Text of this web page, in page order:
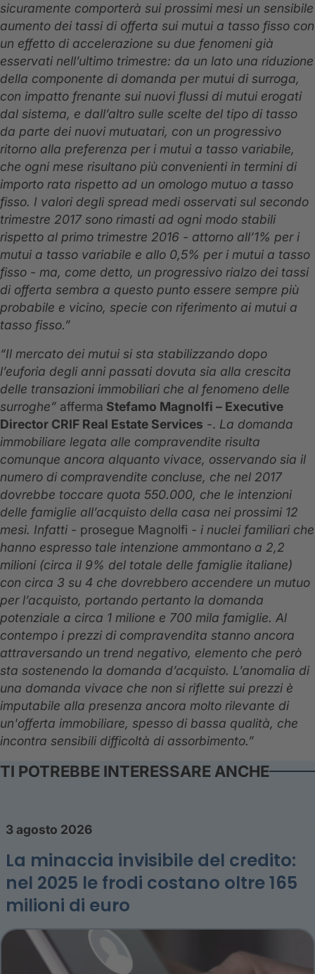
sicuramente comporterà sui prossimi mesi un sensibile
aumento dei tassi di offerta sui mutui a tasso fisso con
un effetto di accelerazione su due fenomeni già
esservati nell’ultimo trimestre: da un lato una riduzione
della componente di domanda per mutui di surroga,
con impatto frenante sui nuovi flussi di mutui erogati
dal sistema, e dall’altro sulle scelte del tipo di tasso
da parte dei nuovi mutuatari, con un progressivo
ritorno alla preferenza per i mutui a tasso variabile,
che ogni mese risultano più convenienti in termini di
importo rata rispetto ad un omologo mutuo a tasso
fisso. I valori degli spread medi osservati sul secondo
trimestre 2017 sono rimasti ad ogni modo stabili
rispetto al primo trimestre 2016 - attorno all’1% per i
mutui a tasso variabile e allo 0,5% per i mutui a tasso
fisso - ma, come detto, un progressivo rialzo dei tassi
di offerta sembra a questo punto essere sempre più
probabile e vicino, specie con riferimento ai mutui a
tasso fisso.”
“Il mercato dei mutui si sta stabilizzando dopo
l’euforia degli anni passati dovuta sia alla crescita
delle transazioni immobiliari che al fenomeno delle
surroghe” afferma Stefamo Magnolfi – Executive
Director CRIF Real Estate Services -. La domanda
immobiliare legata alle compravendite risulta
comunque ancora alquanto vivace, osservando sia il
numero di compravendite concluse, che nel 2017
dovrebbe toccare quota 550.000, che le intenzioni
delle famiglie all’acquisto della casa nei prossimi 12
mesi. Infatti - prosegue Magnolfi - i nuclei familiari che
hanno espresso tale intenzione ammontano a 2,2
milioni (circa il 9% del totale delle famiglie italiane)
con circa 3 su 4 che dovrebbero accendere un mutuo
per l’acquisto, portando pertanto la domanda
potenziale a circa 1 milione e 700 mila famiglie. Al
contempo i prezzi di compravendita stanno ancora
attraversando un trend negativo, elemento che però
sta sostenendo la domanda d’acquisto. L’anomalia di
una domanda vivace che non si riflette sui prezzi è
imputabile alla presenza ancora molto rilevante di
un'offerta immobiliare, spesso di bassa qualità, che
incontra sensibili difficoltà di assorbimento.”
TI POTREBBE INTERESSARE ANCHE
3 agosto 2026
La minaccia invisibile del credito:
nel 2025 le frodi costano oltre 165
milioni di euro